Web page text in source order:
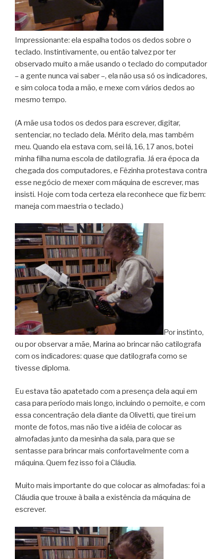
Impressionante: ela espalha todos os dedos sobre o
teclado. Instintivamente, ou então talvez por ter
observado muito a mãe usando o teclado do computador
– a gente nunca vai saber –, ela não usa só os indicadores,
e sim coloca toda a mão, e mexe com vários dedos ao
mesmo tempo.
(A mãe usa todos os dedos para escrever, digitar,
sentenciar, no teclado dela. Mérito dela, mas também
meu. Quando ela estava com, sei lá, 16, 17 anos, botei
minha filha numa escola de datilografia. Já era época da
chegada dos computadores, e Fêzinha protestava contra
esse negócio de mexer com máquina de escrever, mas
insisti. Hoje com toda certeza ela reconhece que fiz bem:
maneja com maestria o teclado.)
Por instinto,
ou por observar a mãe, Marina ao brincar não catilografa
com os indicadores: quase que datilografa como se
tivesse diploma.
Eu estava tão apatetado com a presença dela aqui em
casa para período mais longo, incluindo o pernoite, e com
essa concentração dela diante da Olivetti, que tirei um
monte de fotos, mas não tive a idéia de colocar as
almofadas junto da mesinha da sala, para que se
sentasse para brincar mais confortavelmente com a
máquina. Quem fez isso foi a Cláudia.
Muito mais importante do que colocar as almofadas: foi a
Cláudia que trouxe à baila a existência da máquina de
escrever.